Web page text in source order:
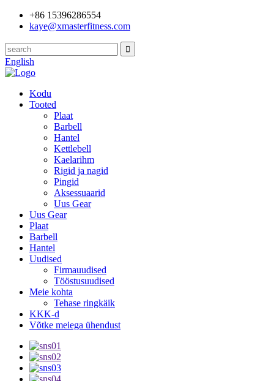
+86 15396286554
kaye@xmasterfitness.com
English
Kodu
Tooted
Plaat
Barbell
Hantel
Kettlebell
Kaelarihm
Rigid ja nagid
Pingid
Aksessuaarid
Uus Gear
Uus Gear
Plaat
Barbell
Hantel
Uudised
Firmauudised
Tööstusuudised
Meie kohta
Tehase ringkäik
KKK-d
Võtke meiega ühendust